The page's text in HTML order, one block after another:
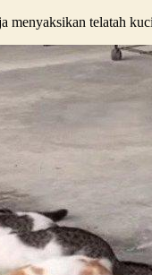
menyaksikan telatah